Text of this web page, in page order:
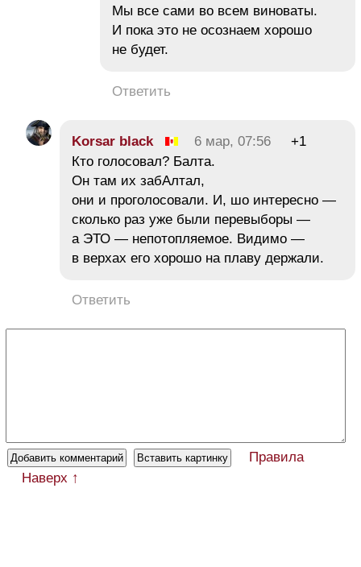
Мы все сами во всем виноваты.
И пока это не осознаем хорошо
не будет.
Ответить
Korsar black 6 мар, 07:56
+1
Кто голосовал? Балта.
Он там их забАлтал,
они и проголосовали. И, шо интересно —
сколько раз уже были перевыборы —
а ЭТО — непотопляемое. Видимо —
в верхах его хорошо на плаву держали.
Ответить
Правила
Наверх ↑